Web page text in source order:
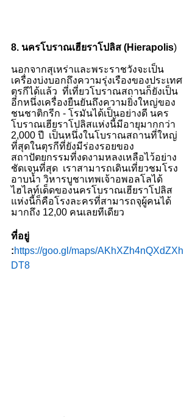
8. นครโบราณเฮียราโปลิส (Hierapolis)
นอกจากสุเหร่าและพระราชวังจะเป็น
เครื่องบ่งบอกถึงความรุ่งเรืองของประเทศ
ตุรกีได้แล้ว  ที่เที่ยวโบราณสถานก็ยังเป็น
อีกหนึ่งเครื่องยืนยันถึงความยิ่งใหญ่ของ
ชนชาติกรีก - โรมันได้เป็นอย่างดี นคร
โบราณเฮียราโปลิสแห่งนี้มีอายุมากกว่า
2,000 ปี  เป็นหนึ่งในโบราณสถานที่ใหญ่
ที่สุดในตุรกีที่ยังมีร่องรอยของ
สถาปัตยกรรมที่งดงามหลงเหลือไว้อย่าง
ชัดเจนที่สุด  เราสามารถเดินเที่ยวชมโรง
อาบน้ำ วิหารบูชาเทพเจ้าอพอลโลได้
ไฮไลท์เด็ดของนครโบราณเฮียราโปลิส
แห่งนี้ก็คือโรงละครที่สามารถจุผู้คนได้
มากถึง 12,00 คนเลยทีเดียว
ที่อยู่
:https://goo.gl/maps/AKhXZh4nQXdZXh
DT8